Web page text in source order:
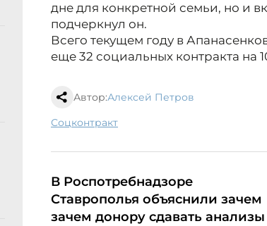
дне для конкретной семьи, но и
подчеркнул он.
Всего текущем году в
еще 32 социальных контракта на
Автор:Алексей Петров
соцконтракт
В Роспотребнадзоре
Ставрополья объяснили зачем
зачем донору сдавать анализы